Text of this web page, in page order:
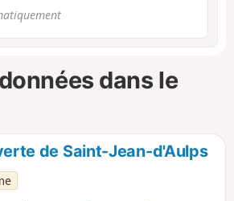
dans le
de Saint-Jean-d'Aulps